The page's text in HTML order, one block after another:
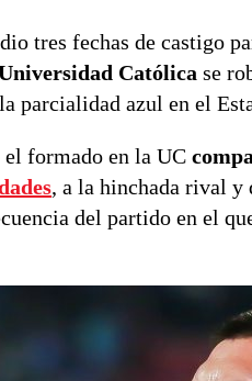
dio tres fechas de castigo
Católica se
parcialidad azul en el
formado en la UC
, a la hinchada rival y
del partido en el